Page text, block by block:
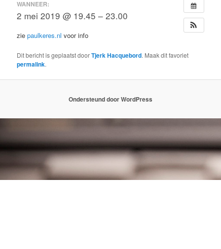
WANNEER:
2 mei 2019 @ 19.45 – 23.00
ziepaulkeres.nl voor info
Dit bericht is geplaatst doorTjerk Hacquebord. Maak dit favoriet
permalink.
Ondersteund door WordPress